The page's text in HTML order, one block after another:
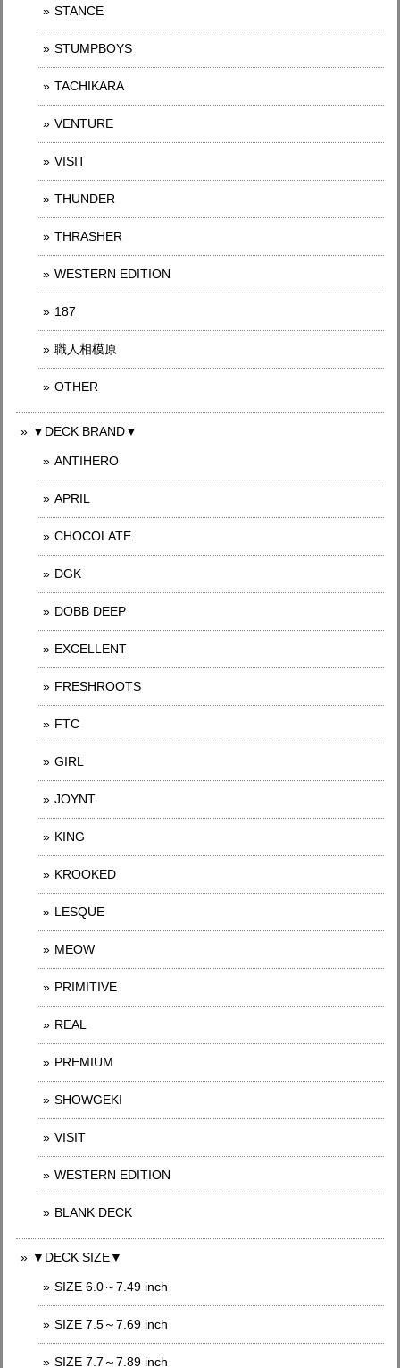
STANCE
STUMPBOYS
TACHIKARA
VENTURE
VISIT
THUNDER
THRASHER
WESTERN EDITION
187
職人相模原
OTHER
▼DECK BRAND▼
ANTIHERO
APRIL
CHOCOLATE
DGK
DOBB DEEP
EXCELLENT
FRESHROOTS
FTC
GIRL
JOYNT
KING
KROOKED
LESQUE
MEOW
PRIMITIVE
REAL
PREMIUM
SHOWGEKI
VISIT
WESTERN EDITION
BLANK DECK
▼DECK SIZE▼
SIZE 6.0～7.49 inch
SIZE 7.5～7.69 inch
SIZE 7.7～7.89 inch